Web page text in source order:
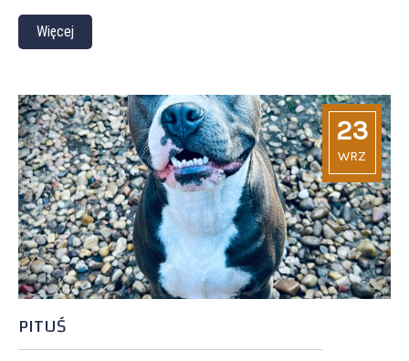
Więcej
23
WRZ
PITUŚ